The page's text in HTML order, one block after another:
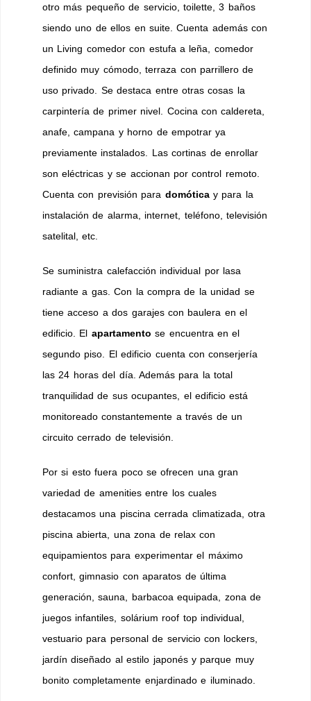
otro más pequeño de servicio, toilette, 3 baños
siendo uno de ellos en suite. Cuenta además con
un Living comedor con estufa a leña, comedor
definido muy cómodo, terraza con parrillero de
uso privado. Se destaca entre otras cosas la
carpintería de primer nivel. Cocina con caldereta,
anafe, campana y horno de empotrar ya
previamente instalados. Las cortinas de enrollar
son eléctricas y se accionan por control remoto.
Cuenta con previsión para domóticay para la
instalación de alarma, internet, teléfono, televisión
satelital, etc.
Se suministra calefacción individual por lasa
radiante a gas. Con la compra de la unidad se
tiene acceso a dos garajes con baulera en el
edificio. El apartamento se encuentra en el
segundo piso. El edificio cuenta con conserjería
las 24 horas del día. Además para la total
tranquilidad de sus ocupantes, el edificio está
monitoreado constantemente a través de un
circuito cerrado de televisión.
Por si esto fuera poco se ofrecen una gran
variedad de amenities entre los cuales
destacamos una piscina cerrada climatizada, otra
piscina abierta, una zona de relax con
equipamientos para experimentar el máximo
confort, gimnasio con aparatos de última
generación, sauna, barbacoa equipada, zona de
juegos infantiles, solárium roof top individual,
vestuario para personal de servicio con lockers,
jardín diseñado al estilo japonés y parque muy
bonito completamente enjardinado e iluminado.